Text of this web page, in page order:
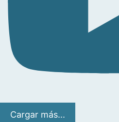
Cargar más...